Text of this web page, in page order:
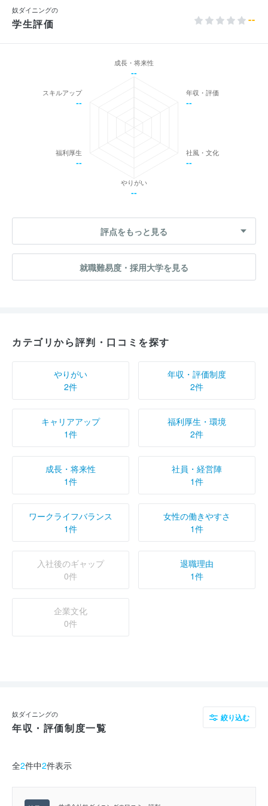
奴ダイニングの
学生評価 --
成長・将来性
--
年収・評価
--
社風・文化
--
やりがい
--
福利厚生
--
スキルアップ
--
評点をもっと見る
就職難易度・採用大学を見る
カテゴリから評判・口コミを探す
やりがい
2件
年収・評価制度
2件
キャリアアップ
1件
福利厚生・環境
2件
成長・将来性
1件
社員・経営陣
1件
ワークライフバランス
1件
女性の働きやすさ
1件
入社後のギャップ
0件
退職理由
1件
企業文化
0件
奴ダイニングの
年収・評価制度一覧
絞り込む
全2件中2件表示